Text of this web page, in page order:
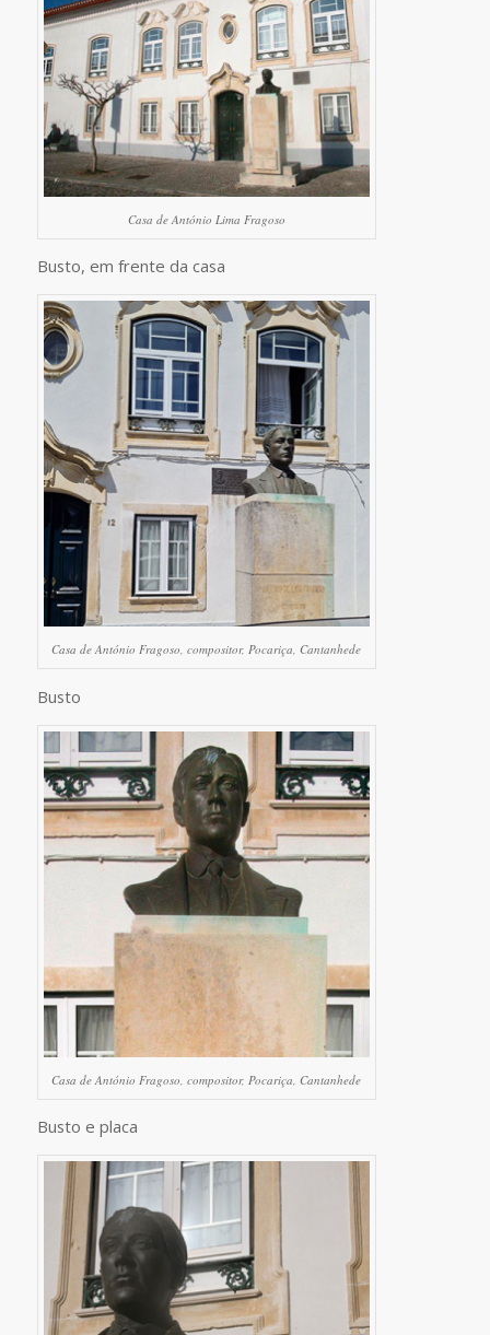
Casa de António Lima Fragoso
Busto, em frente da casa
Casa de António Fragoso, compositor, Pocariça, Cantanhede
Busto
Casa de António Fragoso, compositor, Pocariça, Cantanhede
Busto e placa